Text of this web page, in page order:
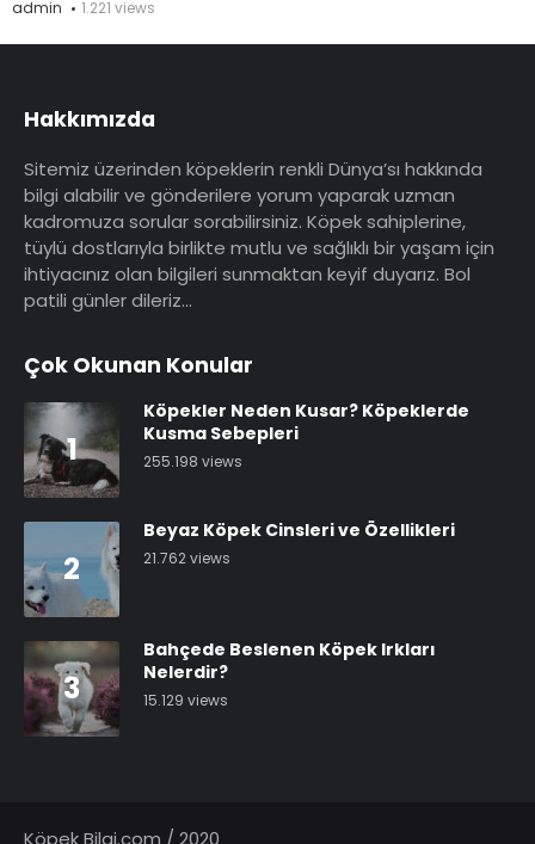
admin 1.221 views
Hakkımızda
Sitemiz üzerinden köpeklerin renkli Dünya’sı hakkında
bilgi alabilir ve gönderilere yorum yaparak uzman
kadromuza sorular sorabilirsiniz. Köpek sahiplerine,
tüylü dostlarıyla birlikte mutlu ve sağlıklı bir yaşam için
ihtiyacınız olan bilgileri sunmaktan keyif duyarız. Bol
patili günler dileriz…
Çok Okunan Konular
1
Köpekler Neden Kusar? Köpeklerde
Kusma Sebepleri
255.198 views
2
Beyaz Köpek Cinsleri ve Özellikleri
21.762 views
3
Bahçede Beslenen Köpek Irkları
Nelerdir?
15.129 views
Köpek Bilgi.com / 2020